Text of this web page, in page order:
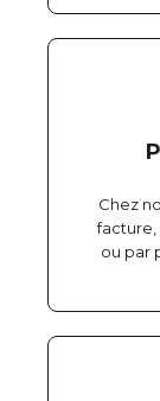
Chez
facture,
ou par